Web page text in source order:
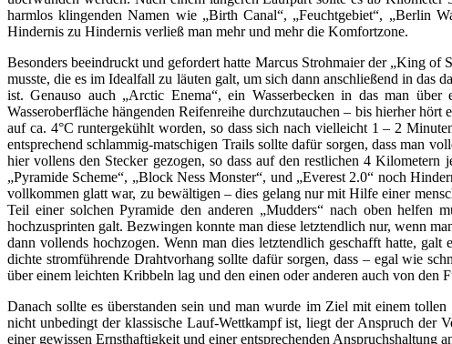
harmlos klingenden Namen wie „Birth Canal“, „Feuchtgebiet“, „Berlin
Hindernis zu Hindernis verließ man mehr und mehr die Komfortzone.
Besonders beeindruckt und gefordert hatte Marcus Strohmaier der „King
musste, die es im Idealfall zu läuten galt, um sich dann anschließend in das
ist. Genauso auch „Arctic Enema“, ein Wasserbecken in das man
Wasseroberfläche hängenden Reifenreihe durchzutauchen – bis hierher
auf ca. 4°C runtergekühlt worden, so dass sich nach vielleicht 1 – 2
entsprechend schlammig-matschigen Trails sollte dafür sorgen, dass man
hier vollens den Stecker gezogen, so dass auf den restlichen 4
„Pyramide Scheme“, „Block Ness Monster“, und „Everest 2.0“ noch
vollkommen glatt war, zu bewältigen – dies gelang nur mit Hilfe einer
Teil einer solchen Pyramide den anderen „Mudders“ nach oben helfen
hochzusprinten galt. Bezwingen konnte man diese letztendlich nur, wenn
dann vollends hochzogen. Wenn man dies letztendlich geschafft hatte,
dichte stromführende Drahtvorhang sollte dafür sorgen, dass – egal wie
über einem leichten Kribbeln lag und den einen oder anderen auch von den
Danach sollte es überstanden sein und man wurde im Ziel mit einem
nicht unbedingt der klassische Lauf-Wettkampf ist, liegt der Anspruch der
einer gewissen Ernsthaftigkeit und einer entsprechenden Anspruchshaltung